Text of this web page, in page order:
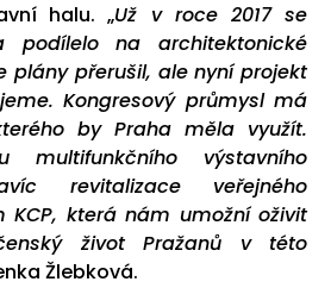
halu. „Už v roce 2017 se
podílelo na architektonické
plány přerušil, ale nyní projekt
Kongresový průmysl má
by Praha měla využít.
multifunkčního výstavního
revitalizace veřejného
KCP, která nám umožní oživit
život Pražanů v této
Žlebková.